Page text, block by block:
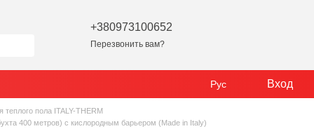
+380973100652
Перезвонить вам?
Рус Вход
теплого пола ITALY-THERM
400 метров) с кислородным барьером (Made in Italy)